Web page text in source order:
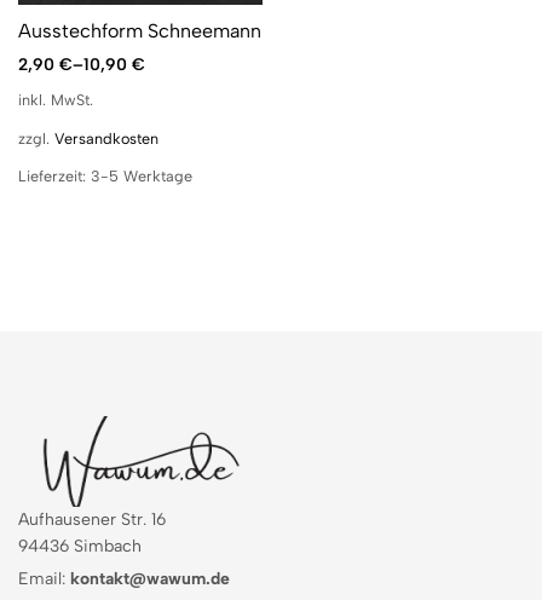
Ausstechform Schneemann
2,90 €–10,90 €
inkl. MwSt.
zzgl. Versandkosten
Lieferzeit: 3-5 Werktage
Aufhausener Str. 16
94436 Simbach
Email: kontakt@wawum.de